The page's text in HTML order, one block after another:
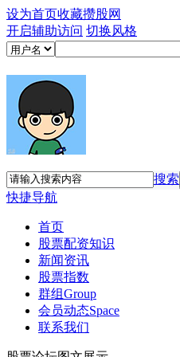
设为首页收藏攒股网
开启辅助访问 切换风格
搜索
快捷导航
首页
股票配资知识
新闻资讯
股票指数
群组Group
会员动态Space
联系我们